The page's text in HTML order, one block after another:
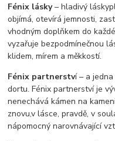
Fénix lásky– hladivý
objímá, otevírá jemnosti,
vhodným doplňkem do
vyzařuje bezpodmínečnou
klidem, mírem a měkkostí.
Fénix partnerství – a
dortu. Fénix partnerství je
nenechává kámen na
znovu,v lásce, pravdě, v
nápomocný narovnávající